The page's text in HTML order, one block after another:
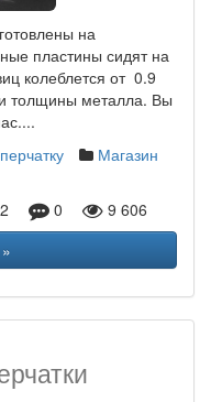
на
пластины сидят на
колеблется от 0.9
и толщины металла. Вы
Магазин
0
9 606